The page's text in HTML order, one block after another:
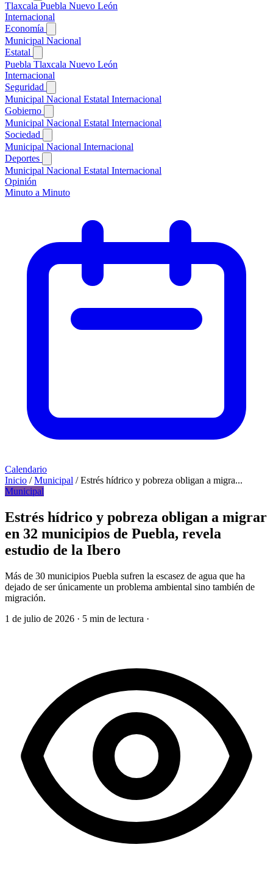
Tlaxcala Puebla Nuevo León
Internacional
Economía
Municipal Nacional
Estatal
Puebla Tlaxcala Nuevo León
Internacional
Seguridad
Municipal Nacional Estatal Internacional
Gobierno
Municipal Nacional Estatal Internacional
Sociedad
Municipal Nacional Internacional
Deportes
Municipal Nacional Estatal Internacional
Opinión
Minuto a Minuto
Calendario
Inicio / Municipal / Estrés hídrico y pobreza obligan a migra...
Municipal
Estrés hídrico y pobreza obligan a migrar
en 32 municipios de Puebla, revela
estudio de la Ibero
Más de 30 municipios Puebla sufren la escasez de agua que ha
dejado de ser únicamente un problema ambiental sino también de
migración.
1 de julio de 2026 · 5 min de lectura ·